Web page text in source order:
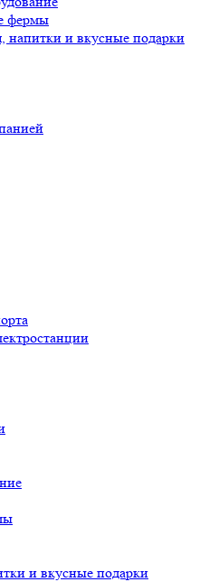
фермы
напитки и вкусные подарки
и вкусные подарки